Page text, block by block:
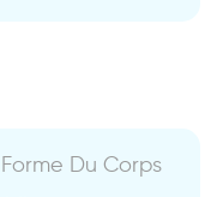
Forme Du Corps